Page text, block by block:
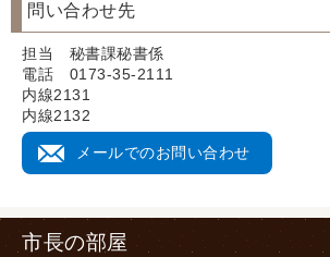
問い合わせ先
担当 秘書課秘書係
電話 0173-35-2111
内線2131
内線2132
メールでのお問い合わせ
市長の部屋